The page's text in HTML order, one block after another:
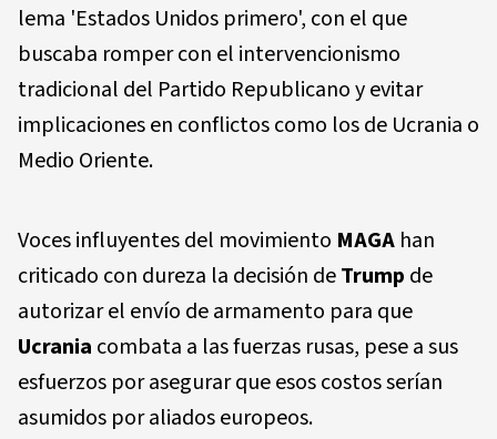
lema 'Estados Unidos primero', con el que
buscaba romper con el intervencionismo
tradicional del Partido Republicano y evitar
implicaciones en conflictos como los de Ucrania o
Medio Oriente.
Voces influyentes del movimiento MAGA han
criticado con dureza la decisión deTrump de
autorizar el envío de armamento para que
Ucrania combata a las fuerzas rusas, pese a sus
esfuerzos por asegurar que esos costos serían
asumidos por aliados europeos.